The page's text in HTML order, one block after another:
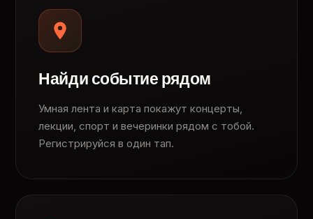
Найди событие рядом
Умная лента и карта покажут концерты,
лекции, спорт и вечеринки рядом с тобой.
Регистрируйся в один тап.